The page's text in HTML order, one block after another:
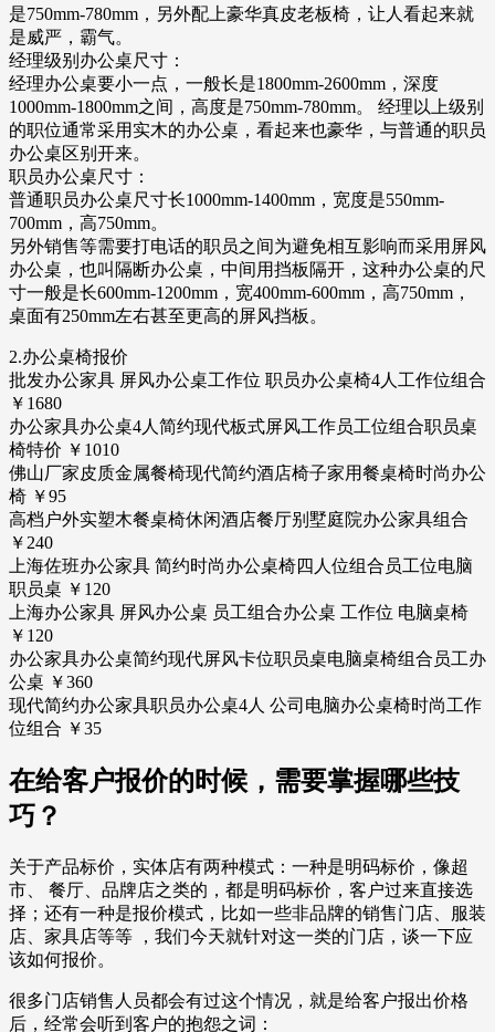
是750mm-780mm，另外配上豪华真皮老板椅，让人看起来就
是威严，霸气。
经理级别办公桌尺寸：
经理办公桌要小一点，一般长是1800mm-2600mm，深度
1000mm-1800mm之间，高度是750mm-780mm。 经理以上级别
的职位通常采用实木的办公桌，看起来也豪华，与普通的职员
办公桌区别开来。
职员办公桌尺寸：
普通职员办公桌尺寸长1000mm-1400mm，宽度是550mm-
700mm，高750mm。
另外销售等需要打电话的职员之间为避免相互影响而采用屏风
办公桌，也叫隔断办公桌，中间用挡板隔开，这种办公桌的尺
寸一般是长600mm-1200mm，宽400mm-600mm，高750mm，
桌面有250mm左右甚至更高的屏风挡板。
2.办公桌椅报价
批发办公家具 屏风办公桌工作位 职员办公桌椅4人工作位组合
￥1680
办公家具办公桌4人简约现代板式屏风工作员工位组合职员桌
椅特价 ￥1010
佛山厂家皮质金属餐椅现代简约酒店椅子家用餐桌椅时尚办公
椅 ￥95
高档户外实塑木餐桌椅休闲酒店餐厅别墅庭院办公家具组合
￥240
上海佐班办公家具 简约时尚办公桌椅四人位组合员工位电脑
职员桌 ￥120
上海办公家具 屏风办公桌 员工组合办公桌 工作位 电脑桌椅
￥120
办公家具办公桌简约现代屏风卡位职员桌电脑桌椅组合员工办
公桌 ￥360
现代简约办公家具职员办公桌4人 公司电脑办公桌椅时尚工作
位组合 ￥35
在给客户报价的时候，需要掌握哪些技
巧？
关于产品标价，实体店有两种模式：一种是明码标价，像超
市、 餐厅、品牌店之类的，都是明码标价，客户过来直接选
择；还有一种是报价模式，比如一些非品牌的销售门店、服装
店、家具店等等 ，我们今天就针对这一类的门店，谈一下应
该如何报价。
很多门店销售人员都会有过这个情况，就是给客户报出价格
后，经常会听到客户的抱怨之词：